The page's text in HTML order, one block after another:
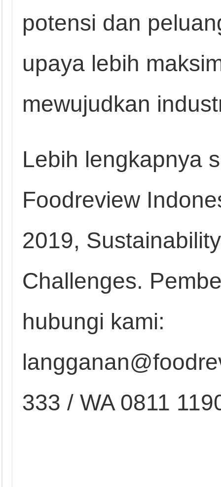
potensi dan
upaya lebih
mewujudkan
Lebih lengkapnya
Foodreview
2019,
Challenges.
hubungi kami:
333 / WA 0811